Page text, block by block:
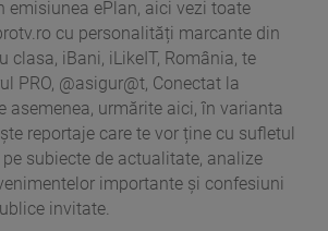
emisiunea ePlan, aici vezi toate
cu personalități marcante din
clasa, iBani, iLikeIT, România, te
PRO, @asigur@t, Conectat la
asemenea, urmărite aici, în varianta
reportaje care te vor ține cu sufletul
subiecte de actualitate, analize
importante și confesiuni
invitate.